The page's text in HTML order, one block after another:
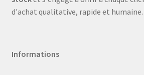
d'achat qualitative, rapide et humaine.
Informations